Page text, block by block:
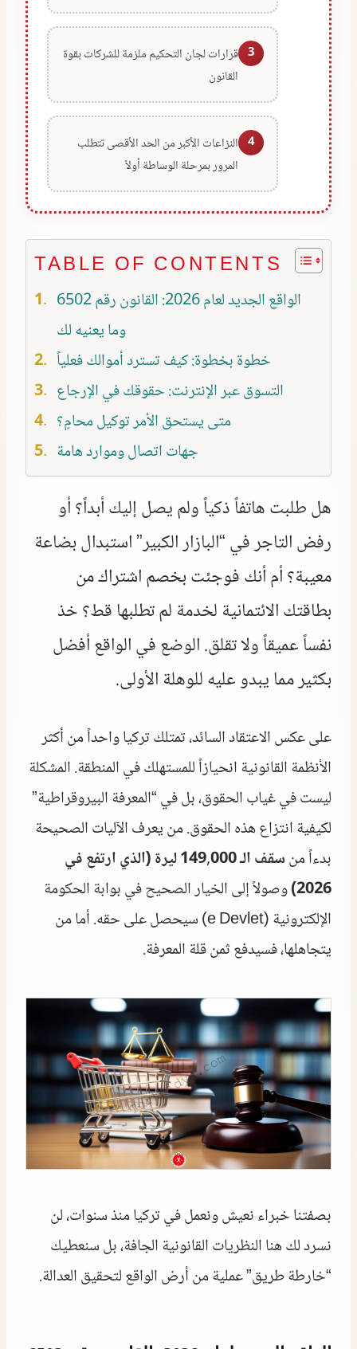
3 قرارات لجان التحكيم ملزمة للشركات بقوة
القانون
4 النزاعات الأكبر من الحد الأقصى تتطلب
المرور بمرحلة الوساطة أولاً
TABLE OF CONTENTS
الواقع الجديد لعام 2026: القانون رقم 6502
وما يعنيه لك
خطوة بخطوة: كيف تسترد أموالك فعلياً
التسوق عبر الإنترنت: حقوقك في الإرجاع
متى يستحق الأمر توكيل محامٍ؟
جهات اتصال وموارد هامة
هل طلبت هاتفاً ذكياً ولم يصل إليك أبداً؟ أو
رفض التاجر في “البازار الكبير” استبدال بضاعة
معيبة؟ أم أنك فوجئت بخصم اشتراك من
بطاقتك الائتمانية لخدمة لم تطلبها قط؟ خذ
نفساً عميقاً ولا تقلق. الوضع في الواقع أفضل
بكثير مما يبدو عليه للوهلة الأولى.
على عكس الاعتقاد السائد، تمتلك تركيا واحداً من أكثر
الأنظمة القانونية انحيازاً للمستهلك في المنطقة. المشكلة
ليست في غياب الحقوق، بل في “المعرفة البيروقراطية”
لكيفية انتزاع هذه الحقوق. من يعرف الآليات الصحيحة
بدءاً من
سقف الـ 149,000 ليرة (الذي ارتفع في
2026) وصولاً إلى الخيار الصحيح في بوابة الحكومة
الإلكترونية (e Devlet) سيحصل على حقه. أما من
يتجاهلها، فسيدفع ثمن قلة المعرفة.
بصفتنا خبراء نعيش ونعمل في تركيا منذ سنوات، لن
نسرد لك هنا النظريات القانونية الجافة، بل سنعطيك
“خارطة طريق” عملية من أرض الواقع لتحقيق العدالة.